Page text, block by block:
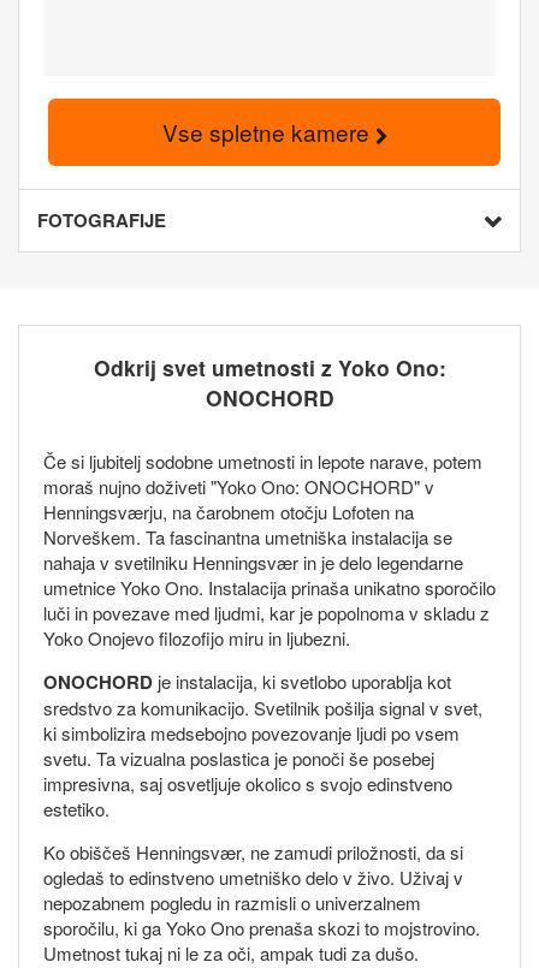
Vse spletne kamere
FOTOGRAFIJE
Odkrij svet umetnosti z Yoko Ono:
ONOCHORD
Če si ljubitelj sodobne umetnosti in lepote narave, potem
moraš nujno doživeti "Yoko Ono: ONOCHORD" v
Henningsværju, na čarobnem otočju Lofoten na
Norveškem. Ta fascinantna umetniška instalacija se
nahaja v svetilniku Henningsvær in je delo legendarne
umetnice Yoko Ono. Instalacija prinaša unikatno sporočilo
luči in povezave med ljudmi, kar je popolnoma v skladu z
Yoko Onojevo filozofijo miru in ljubezni.
ONOCHORD je instalacija, ki svetlobo uporablja kot
sredstvo za komunikacijo. Svetilnik pošilja signal v svet,
ki simbolizira medsebojno povezovanje ljudi po vsem
svetu. Ta vizualna poslastica je ponoči še posebej
impresivna, saj osvetljuje okolico s svojo edinstveno
estetiko.
Ko obiščeš Henningsvær, ne zamudi priložnosti, da si
ogledaš to edinstveno umetniško delo v živo. Uživaj v
nepozabnem pogledu in razmisli o univerzalnem
sporočilu, ki ga Yoko Ono prenaša skozi to mojstrovino.
Umetnost tukaj ni le za oči, ampak tudi za dušo.